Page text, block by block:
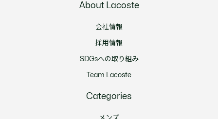
About Lacoste
会社情報
採用情報
SDGsへの取り組み
Team Lacoste
Categories
メンズ